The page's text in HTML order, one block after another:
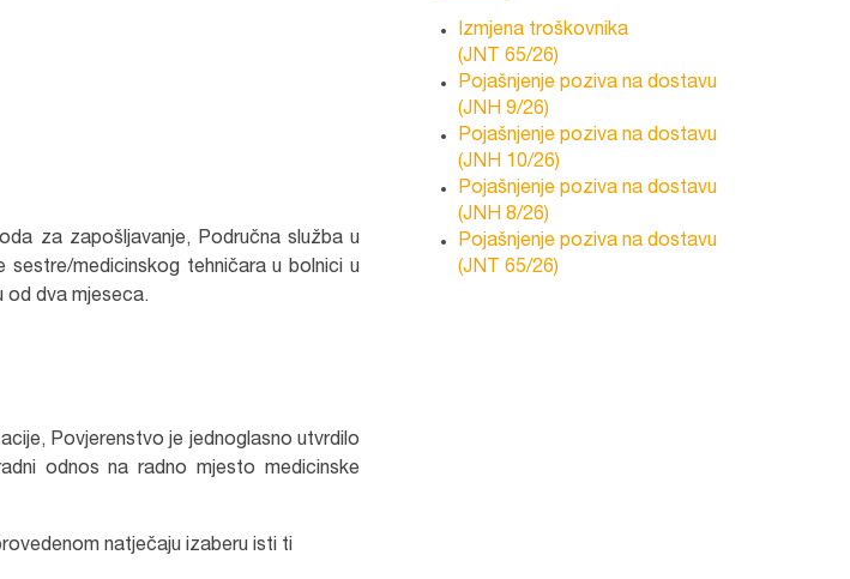
za zapošljavanje, Područna služba u
sestre/medicinskog tehničara u bolnici u
od dva mjeseca.
Povjerenstvo je jednoglasno utvrdilo
odnos na radno mjesto medicinske
natječaju izaberu isti ti
Izmjena troškovnika
(JNT 65/26)
Pojašnjenje poziva na dostavu
(JNH 9/26)
Pojašnjenje poziva na dostavu
(JNH 10/26)
Pojašnjenje poziva na dostavu
(JNH 8/26)
Pojašnjenje poziva na dostavu
(JNT 65/26)